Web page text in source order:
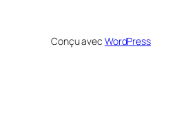
Conçu avec WordPress